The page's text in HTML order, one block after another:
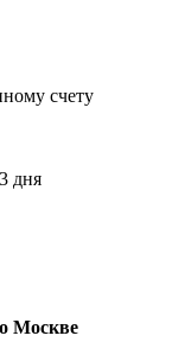
счету
дня
Москве